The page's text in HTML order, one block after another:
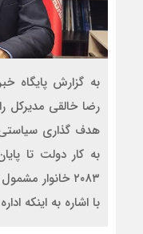
به گزارش پایگاه
رضا خالقی مدیرکل
هدف گذاری
۲۰۸۳ خانوار
با اشاره به اینکه